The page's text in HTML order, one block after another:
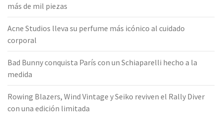
más de mil piezas
Acne Studios lleva su perfume más icónico al cuidado
corporal
Bad Bunny conquista París con un Schiaparelli hecho a la
medida
Rowing Blazers, Wind Vintage y Seiko reviven el Rally Diver
con una edición limitada